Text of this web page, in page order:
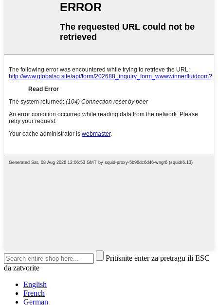
Pritisnite enter za pretragu ili ESC
da zatvorite
English
French
German